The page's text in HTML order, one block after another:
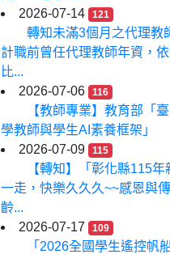
2026-07-14
121
轉知未滿3個月之代理教
計職前曾任代理教師年資，
比...
2026-07-06
116
【教師專業】教育部「
學教師與學生AI素養框架」
2026-07-09
115
【轉知】「彰化縣115年
一走，快樂久久久~~感恩與
齡...
2026-07-17
109
「2026全國學生遙控帆